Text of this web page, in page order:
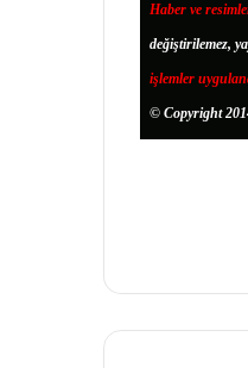
Haber ve
değiştirilemez,
işlemler
© Copyright